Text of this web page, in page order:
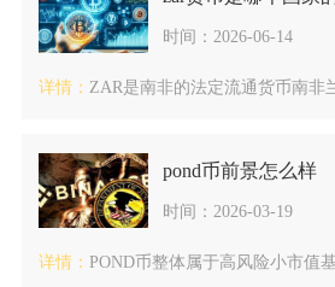
时间：2026-06-14
详情： ZAR是南非的法定流通货币南非兰特，也
pond币前景怎么样
时间：2026-03-19
详情： POND币整体属于高风险小市值基础设施